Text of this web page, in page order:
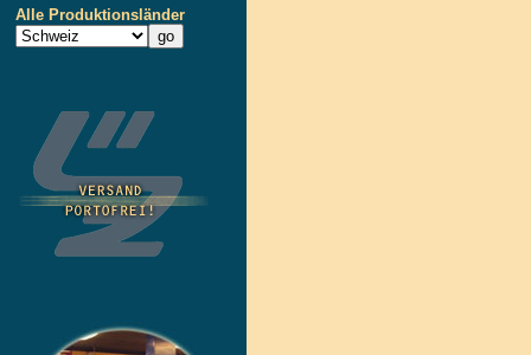
Alle Produktionsländer